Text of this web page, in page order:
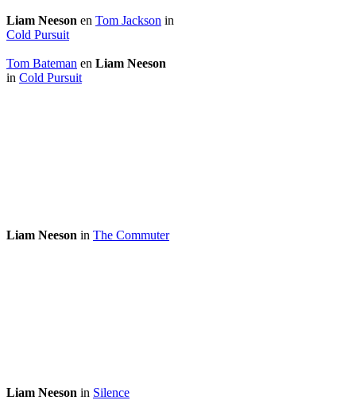
Liam Neeson en Tom Jackson in
Cold Pursuit
Tom Bateman en Liam Neeson
in Cold Pursuit
Liam Neeson in The Commuter
Liam Neeson in Silence